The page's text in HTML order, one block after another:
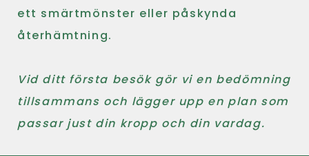
ett smärtmönster eller påskynda
återhämtning.
Vid ditt första besök gör vi en bedömning
tillsammans och lägger upp en plan som
passar just din kropp och din vardag.